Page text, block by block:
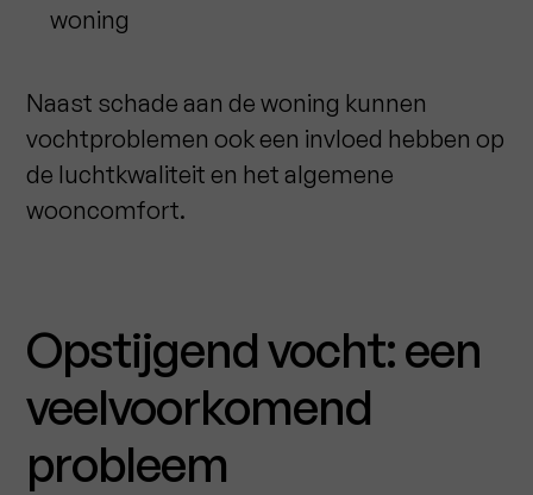
woning
Naast schade aan de woning kunnen
vochtproblemen ook een invloed hebben op
de luchtkwaliteit en het algemene
wooncomfort.
Opstijgend vocht: een
veelvoorkomend
probleem